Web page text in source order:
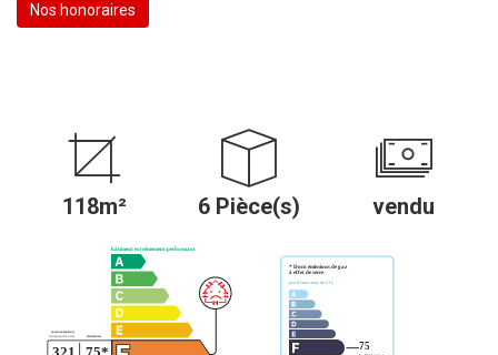
Nos honoraires
118m² 6 Pièce(s) vendu